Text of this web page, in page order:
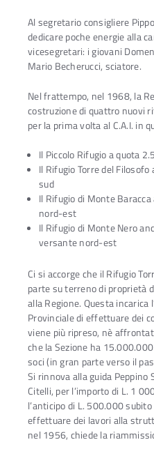
Al segretario consigliere
dedicare poche energie alla
vicesegretari: i giovani
Mario Becherucci, sciatore.
Nel frattempo, nel 1968, la
costruzione di quattro nuovi
per la prima volta al C.A.I. in
Il Piccolo Rifugio a quota
Il Rifugio Torre del
sud
Il Rifugio di Monte
nord-est
Il Rifugio di Monte Nero
versante nord-est
Ci si accorge che il Rifugio
parte su terreno di proprietà
alla Regione. Questa incarica
Provinciale di effettuare dei
viene più ripreso, nè
che la Sezione ha
soci (in gran parte verso il
Si rinnova alla guida
Citelli, per l’importo di L. 1
l’anticipo di L. 500.000
effettuare dei lavori alla
nel 1956, chiede la